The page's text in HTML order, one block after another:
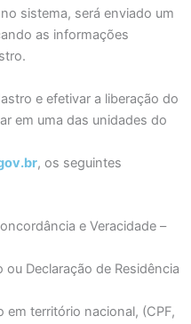
sistema, será enviado um
as informações
e efetivar a liberação do
em uma das unidades do
, os seguintes
e Veracidade –
Declaração de Residência
em território nacional, (CPF,